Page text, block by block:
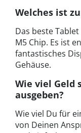
Welches ist
Das beste
M5 Chip. Es ist
fantastisches
Gehäuse.
Wie viel Geld
ausgeben?
Wie viel Du für
von Deinen